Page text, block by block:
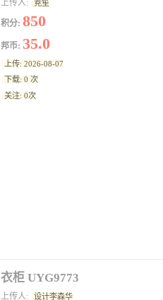
上传人: 茺笙
积分:850
邦币: 35.0
上传: 2026-08-07
下载: 0 次
关注: 0次
衣柜 UYG9773
上传人: 设计李森华